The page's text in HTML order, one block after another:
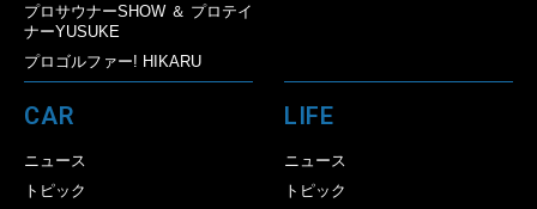
プロサウナーSHOW ＆ プロテイ
ナーYUSUKE
プロゴルファー! HIKARU
CAR
ニュース
トピック
LIFE
ニュース
トピック